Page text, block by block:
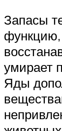
Запасы
умирает
Яды